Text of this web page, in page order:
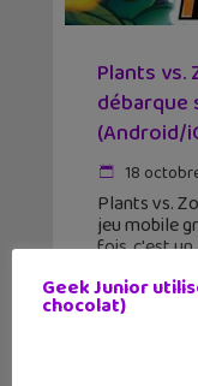
Plants vs.
débarque
(Android/
18
Plants vs.
jeu mobile
fois, c'est
Parfait
Geek Junior
chocolat)